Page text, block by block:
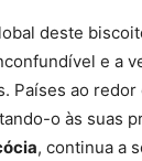
deste
e a
Países ao
o às suas
, continua a